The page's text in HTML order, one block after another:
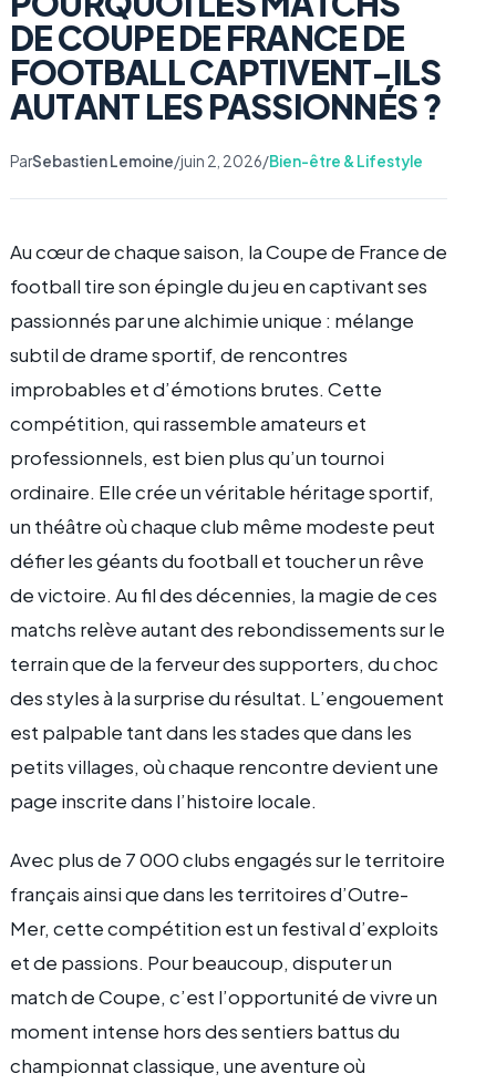
DE COUPE DE FRANCE DE
FOOTBALL CAPTIVENT-ILS
AUTANT LES PASSIONNÉS ?
ParSebastien Lemoine/juin 2, 2026/Bien-être & Lifestyle
Au cœur de chaque saison, la Coupe de France de
football tire son épingle du jeu en captivant ses
passionnés par une alchimie unique : mélange
subtil de drame sportif, de rencontres
improbables et d’émotions brutes. Cette
compétition, qui rassemble amateurs et
professionnels, est bien plus qu’un tournoi
ordinaire. Elle crée un véritable héritage sportif,
un théâtre où chaque club même modeste peut
défier les géants du football et toucher un rêve
de victoire. Au fil des décennies, la magie de ces
matchs relève autant des rebondissements sur le
terrain que de la ferveur des supporters, du choc
des styles à la surprise du résultat. L’engouement
est palpable tant dans les stades que dans les
petits villages, où chaque rencontre devient une
page inscrite dans l’histoire locale.
Avec plus de 7 000 clubs engagés sur le territoire
français ainsi que dans les territoires d’Outre-
Mer, cette compétition est un festival d’exploits
et de passions. Pour beaucoup, disputer un
match de Coupe, c’est l’opportunité de vivre un
moment intense hors des sentiers battus du
championnat classique, une aventure où